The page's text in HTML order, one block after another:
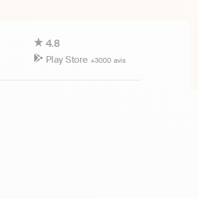
4.8
Play Store +3000 avis